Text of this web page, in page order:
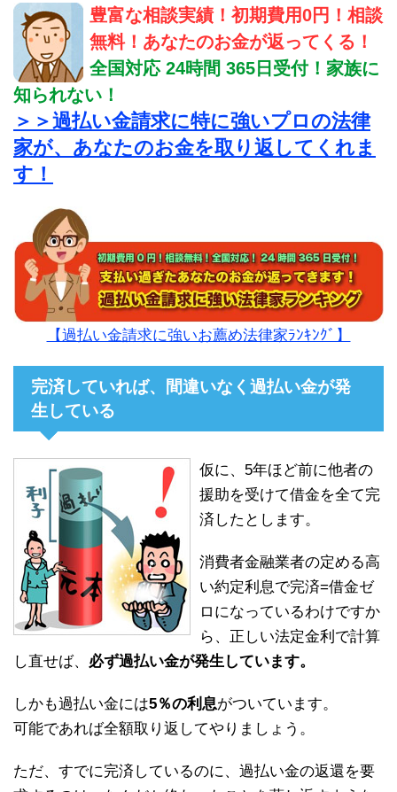
豊富な相談実績！初期費用0円！相談
無料！あなたのお金が返ってくる！
全国対応 24時間 365日受付！家族に
知られない！
＞＞過払い金請求に特に強いプロの法律
家が、あなたのお金を取り返してくれま
す！
【過払い金請求に強いお薦め法律家ﾗﾝｷﾝｸﾞ】
完済していれば、間違いなく過払い金が発
生している
仮に、5年ほど前に他者の
援助を受けて借金を全て完
済したとします。
消費者金融業者の定める高
い約定利息で完済=借金ゼ
ロになっているわけですか
ら、正しい法定金利で計算
し直せば、 必ず過払い金が発生しています。
しかも過払い金には5％の利息がついています。
可能であれば全額取り返してやりましょう。
ただ、すでに完済しているのに、過払い金の返還を要